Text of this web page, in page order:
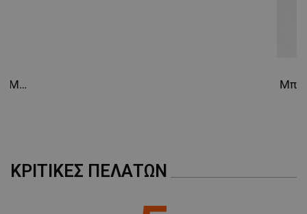
Φόρμα εργασίας COLLINS SUMMER ROYAL BLUE
ΚΡΙΤΙΚΈΣ ΠΕΛΑΤΏΝ